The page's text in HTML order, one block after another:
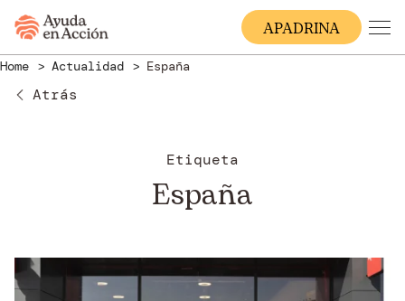
AMADRINA
Home Actualidad España
Atrás
Etiqueta
España